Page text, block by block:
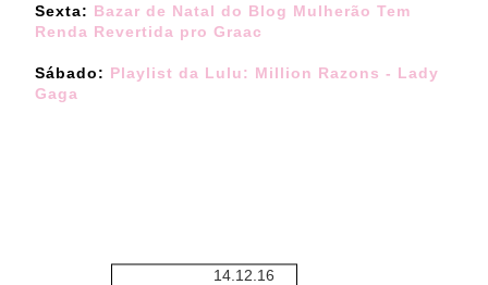
Sexta: Bazar de Natal do Blog Mulherão Tem
Renda Revertida pro Graac
Sábado: Playlist da Lulu: Million Razons - Lady
Gaga
14.12.16